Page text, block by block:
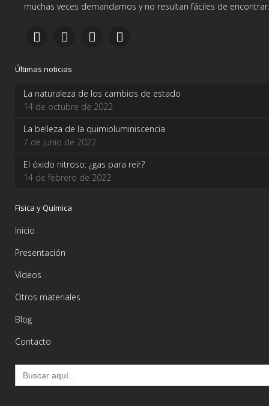
muchas veces demandamos y no resultan fáciles de encontrar.
Últimas noticias
La naturaleza de los cambios de estado
14 de octubre de 2022
La belleza de la quimioluminiscencia
7 de junio de 2022
El óxido nitroso: ¿gas para reír?
14 de febrero de 2022
Física y Química
Inicio
Presentación
Vídeos
Otros materiales
Blog
Contacto
Buscar: